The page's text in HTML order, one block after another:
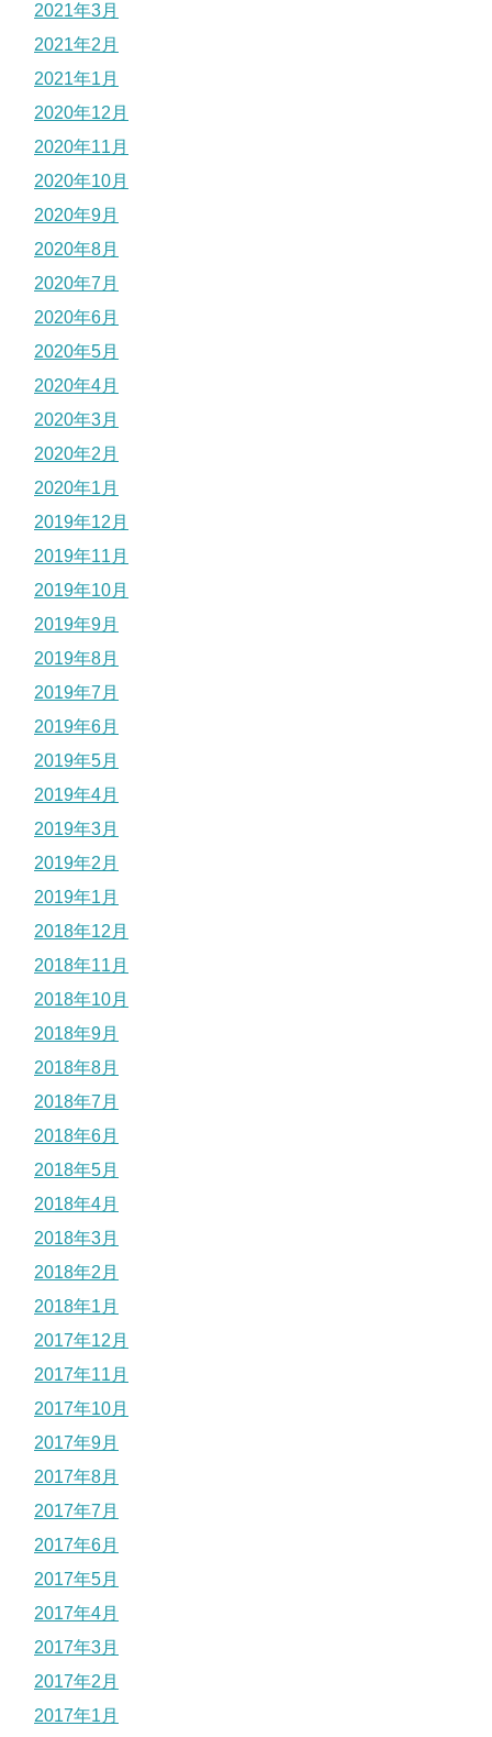
2021年3月
2021年2月
2021年1月
2020年12月
2020年11月
2020年10月
2020年9月
2020年8月
2020年7月
2020年6月
2020年5月
2020年4月
2020年3月
2020年2月
2020年1月
2019年12月
2019年11月
2019年10月
2019年9月
2019年8月
2019年7月
2019年6月
2019年5月
2019年4月
2019年3月
2019年2月
2019年1月
2018年12月
2018年11月
2018年10月
2018年9月
2018年8月
2018年7月
2018年6月
2018年5月
2018年4月
2018年3月
2018年2月
2018年1月
2017年12月
2017年11月
2017年10月
2017年9月
2017年8月
2017年7月
2017年6月
2017年5月
2017年4月
2017年3月
2017年2月
2017年1月